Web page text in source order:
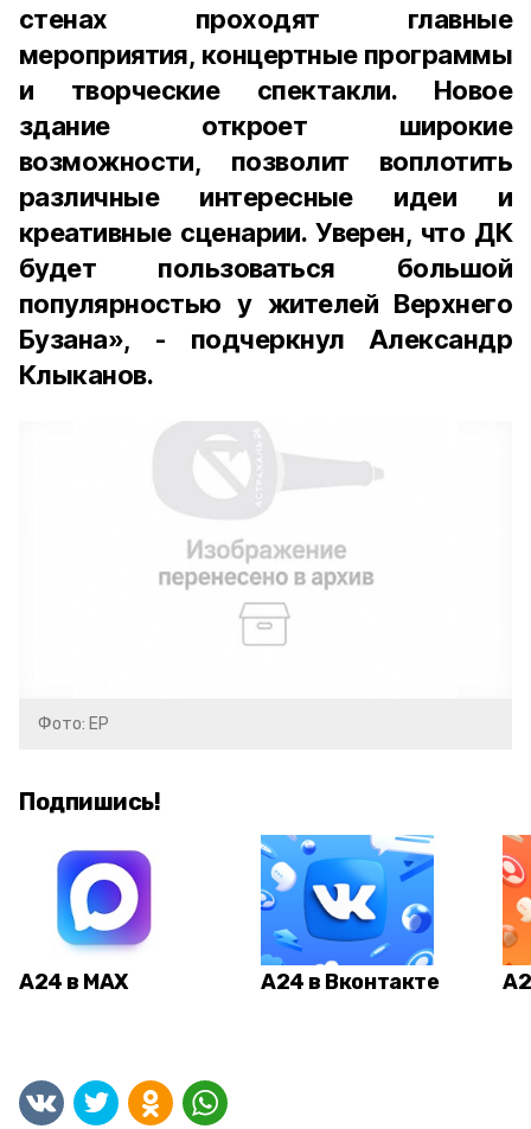
стенах проходят главные
мероприятия, концертные программы
и творческие спектакли. Новое
здание откроет широкие
возможности, позволит воплотить
различные интересные идеи и
креативные сценарии. Уверен, что ДК
будет пользоваться большой
популярностью у жителей Верхнего
Бузана», - подчеркнул Александр
Клыканов.
Фото: ЕР
Подпишись!
А24 в MAX А24 в Вконтакте